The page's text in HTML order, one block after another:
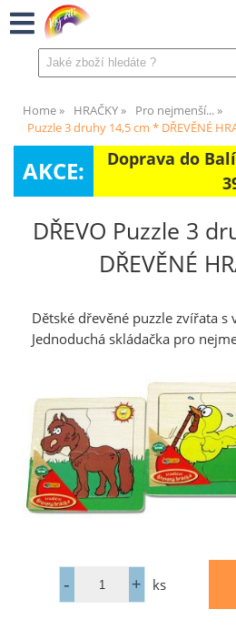
Home HRAČKY
Pro nejmenší...
Puzzle 3 druhy 14,5 cm * DŘEVĚNÉ
AKCE:
Doprava do
DŘEVO Puzzle 3
DŘEVĚNÉ
Dětské dřevěné puzzle zvířata s
Jednoduchá skládačka pro
ks